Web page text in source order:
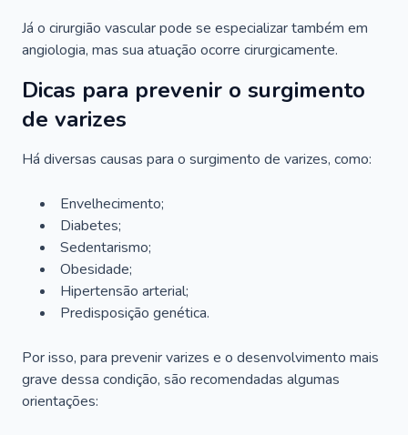
Já o cirurgião vascular pode se especializar também em
angiologia, mas sua atuação ocorre cirurgicamente.
Dicas para prevenir o surgimento
de varizes
Há diversas causas para o surgimento de varizes, como:
Envelhecimento;
Diabetes;
Sedentarismo;
Obesidade;
Hipertensão arterial;
Predisposição genética.
Por isso, para prevenir varizes e o desenvolvimento mais
grave dessa condição, são recomendadas algumas
orientações: